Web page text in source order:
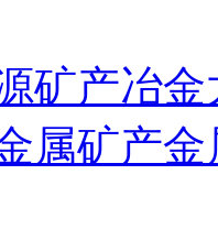
矿产冶金
属矿产金